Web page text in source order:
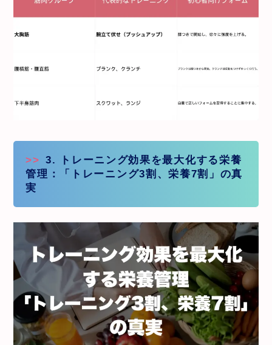
3. トレーニング効果を最大化する栄養
管理：「トレーニング3割、栄養7割」の真
実